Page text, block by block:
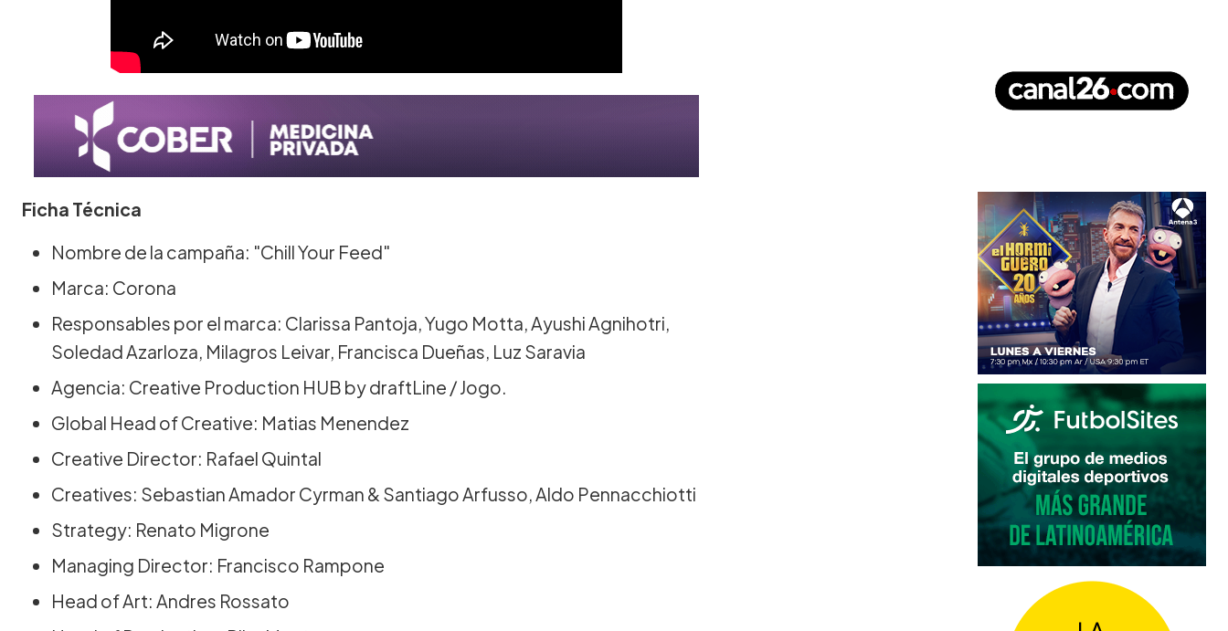
Ficha Técnica
Nombre de la campaña: "Chill Your Feed"
Marca: Corona
Responsables por el marca: Clarissa Pantoja, Yugo Motta, Ayushi Agnihotri,
Soledad Azarloza, Milagros Leivar, Francisca Dueñas, Luz Saravia
Agencia: Creative Production HUB by draftLine / Jogo.
Global Head of Creative: Matias Menendez
Creative Director: Rafael Quintal
Creatives: Sebastian Amador Cyrman & Santiago Arfusso, Aldo Pennacchiotti
Strategy: Renato Migrone
Managing Director: Francisco Rampone
Head of Art: Andres Rossato